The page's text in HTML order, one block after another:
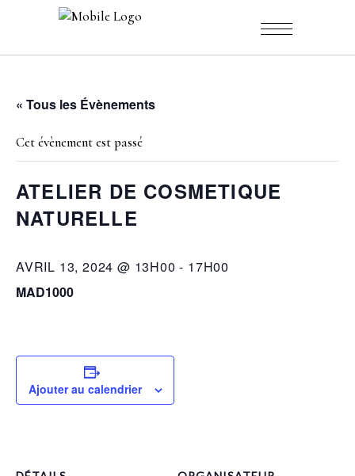
« Tous les Évènements
Cet évènement est passé
ATELIER DE COSMETIQUE
NATURELLE
AVRIL 13, 2024 @ 13H00 - 17H00
MAD1000
Ajouter au calendrier